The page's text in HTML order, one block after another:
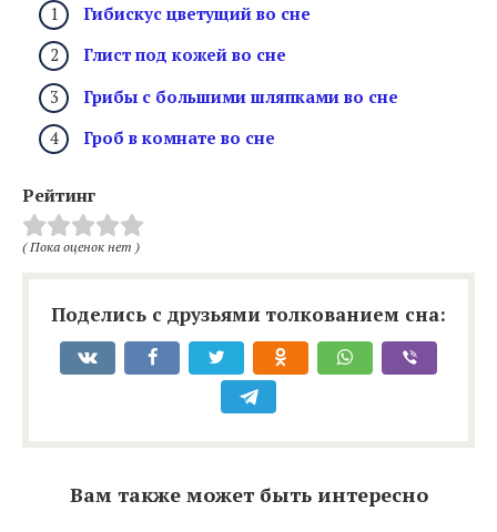
Гибискус цветущий во сне
Глист под кожей во сне
Грибы с большими шляпками во сне
Гроб в комнате во сне
Рейтинг
( Пока оценок нет )
Поделись с друзьями толкованием сна:
Вам также может быть интересно